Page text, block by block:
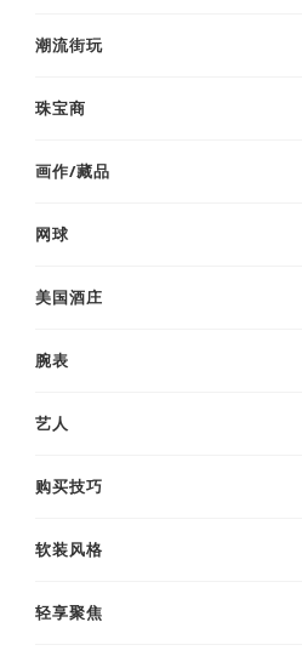
潮流街玩
珠宝商
画作/藏品
网球
美国酒庄
腕表
艺人
购买技巧
软装风格
轻享聚焦